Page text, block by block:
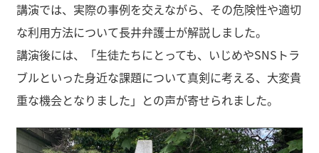
講演では、実際の事例を交えながら、その危険性や適切
な利用方法について長井弁護士が解説しました。
講演後には、「生徒たちにとっても、いじめやSNSトラ
ブルといった身近な課題について真剣に考える、大変貴
重な機会となりました」との声が寄せられました。